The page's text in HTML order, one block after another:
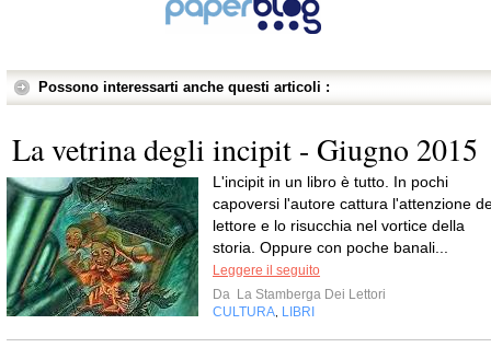
Possono interessarti anche questi articoli :
La vetrina degli incipit - Giugno 2015
L'incipit in un libro è tutto. In pochi
capoversi l'autore cattura l'attenzione
lettore e lo risucchia nel vortice della
storia. Oppure con poche banali...
Leggere il seguito
Da La Stamberga Dei Lettori
CULTURA LIBRI